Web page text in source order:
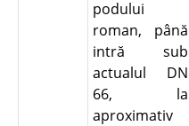
podului
roman, până
intră sub
actualul DN
66, la
aproximativ